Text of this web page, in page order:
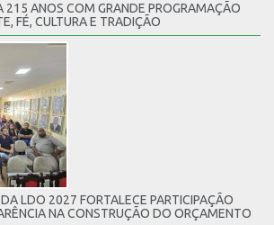
215 ANOS COM GRANDE PROGRAMAÇÃO
FÉ, CULTURA E TRADIÇÃO
LDO 2027 FORTALECE PARTICIPAÇÃO
NA CONSTRUÇÃO DO ORÇAMENTO